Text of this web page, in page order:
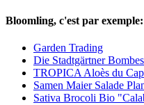
Bloomling, c'est par exemple:
Garden Trading
Die Stadtgärtner
TROPICA Aloès du Cap
Samen Maier Salade
Sativa Brocoli Bio